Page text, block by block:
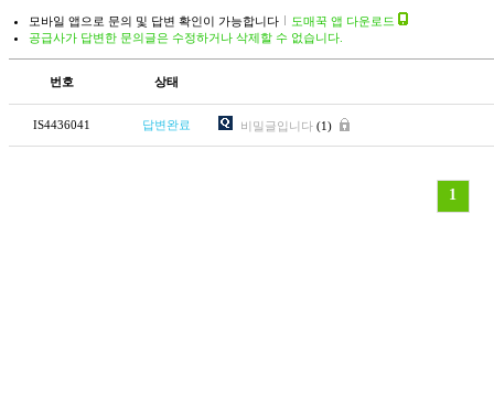
모바일 앱으로 문의 및 답변 확인이 가능합니다
도매꾹 앱 다운로드
공급사가 답변한 문의글은 수정하거나 삭제할 수 없습니다.
번호 상태
IS4436041 답변완료 비밀글입니다 (1)
1